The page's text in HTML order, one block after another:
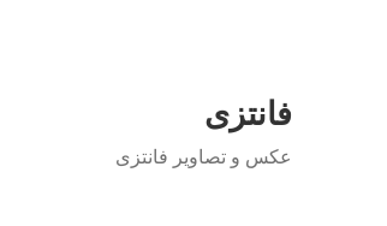
فانتزی
عکس و تصاویر فانتزی